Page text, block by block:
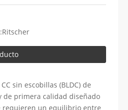
Ritscher
sin escobillas (BLDC) de
de primera calidad diseñado
requieren un equilibrio entre